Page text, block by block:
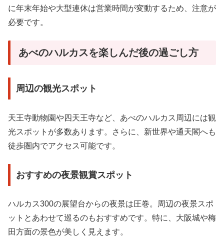
に年末年始や大型連休は営業時間が変動するため、注意が
必要です。
あべのハルカスを楽しんだ後の過ごし方
周辺の観光スポット
天王寺動物園や四天王寺など、あべのハルカス周辺には観
光スポットが多数あります。さらに、新世界や通天閣へも
徒歩圏内でアクセス可能です。
おすすめの夜景観賞スポット
ハルカス300の展望台からの夜景は圧巻。周辺の夜景スポ
ットとあわせて巡るのもおすすめです。特に、大阪城や梅
田方面の景色が美しく見えます。